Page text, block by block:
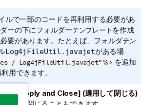
で一部のコードを再利用する必要があ
ーの下にフォルダーテンプレート を作成
要があります。たとえば、フォルダテン
Log4jFileUtil.javajetがある場
/ Log4jFileUtil.javajet"％> を追加
用できます。
す。[Apply and Close] (適用して閉じる)